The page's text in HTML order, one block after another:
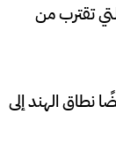
تقترب من
نطاق الهند إلى